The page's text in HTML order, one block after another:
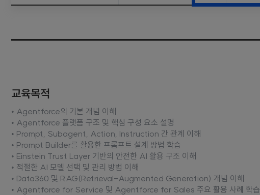
교육목적
• Agentforce의 기본 개념 이해
• Agentforce 플랫폼 구조 및 핵심 구성 요소 설명
• Prompt, Subagent, Action, Instruction 간 관계 이해
• Prompt Builder를 활용한 프롬프트 설계 방법 학습
• Einstein Trust Layer 기반의 안전한 AI 활용 구조 이해
• 적절한 AI 모델 선택 및 관리 방법 이해
• Data360 및 RAG(Retrieval-Augmented Generation) 개념 이해
• Agentforce for Service 및 Agentforce for Sales 주요 활용 사례 학습